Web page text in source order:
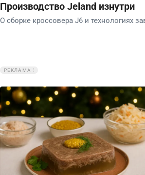
Производство Jeland изнутри
О сборке кроссовера J6 и технологиях
РЕКЛАМА